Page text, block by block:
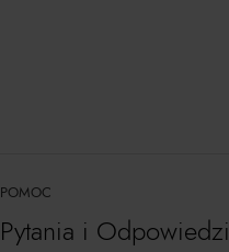
POMOC
Pytania i Odpowiedzi